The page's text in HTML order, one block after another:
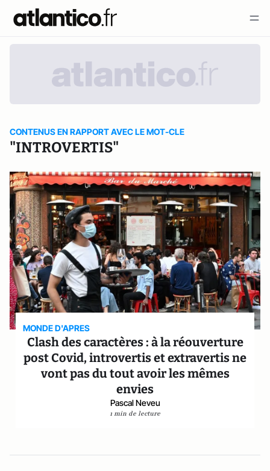
CONTENUS EN RAPPORT AVEC LE MOT-CLE
"INTROVERTIS"
MONDE D'APRES
Clash des caractères : à la réouverture
post Covid, introvertis et extravertis ne
vont pas du tout avoir les mêmes
envies
Pascal Neveu
1 min de lecture